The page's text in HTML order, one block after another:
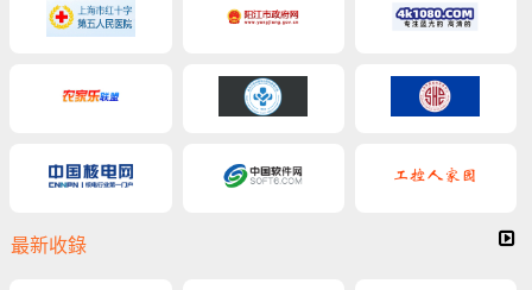
最新收錄